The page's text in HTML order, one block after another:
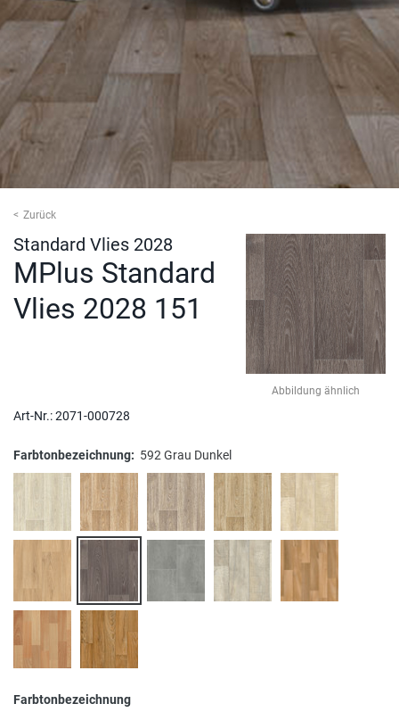
Zurück
Standard Vlies 2028
MPlus Standard
Vlies 2028 151
Abbildung ähnlich
Art-Nr.:2071-000728
Farbtonbezeichnung: 592 Grau Dunkel
Farbtonbezeichnung